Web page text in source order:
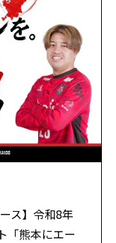
ス】令和8年
「熊本にエー